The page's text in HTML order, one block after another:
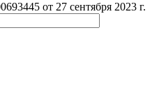
от 27 сентября 2023 г.